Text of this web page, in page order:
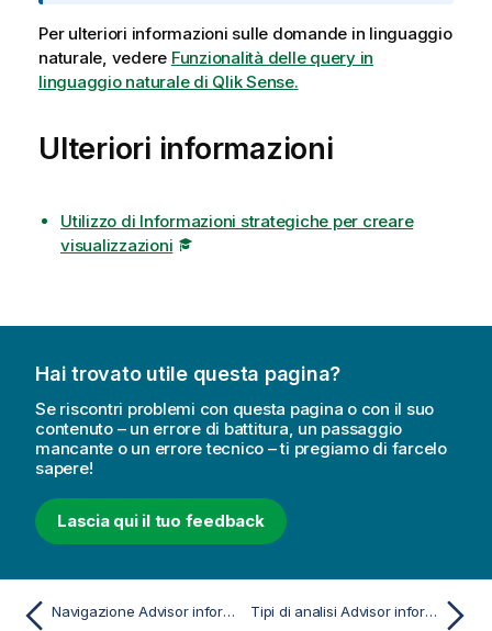
n
f
o
a
c
a
Per ulteriori informazioni sulle domande in linguaggio
naturale, vedere Funzionalità delle query in
linguaggio naturale di Qlik Sense.
Ulteriori informazioni
Utilizzo di Informazioni strategiche per creare
visualizzazioni
Hai trovato utile questa pagina?
Se riscontri problemi con questa pagina o con il suo
contenuto – un errore di battitura, un passaggio
mancante o un errore tecnico – ti pregiamo di farcelo
sapere!
Lascia qui il tuo feedback
Navigazione Advisor informazioni strategiche Tipi di analisi Advisor informazioni strategiche